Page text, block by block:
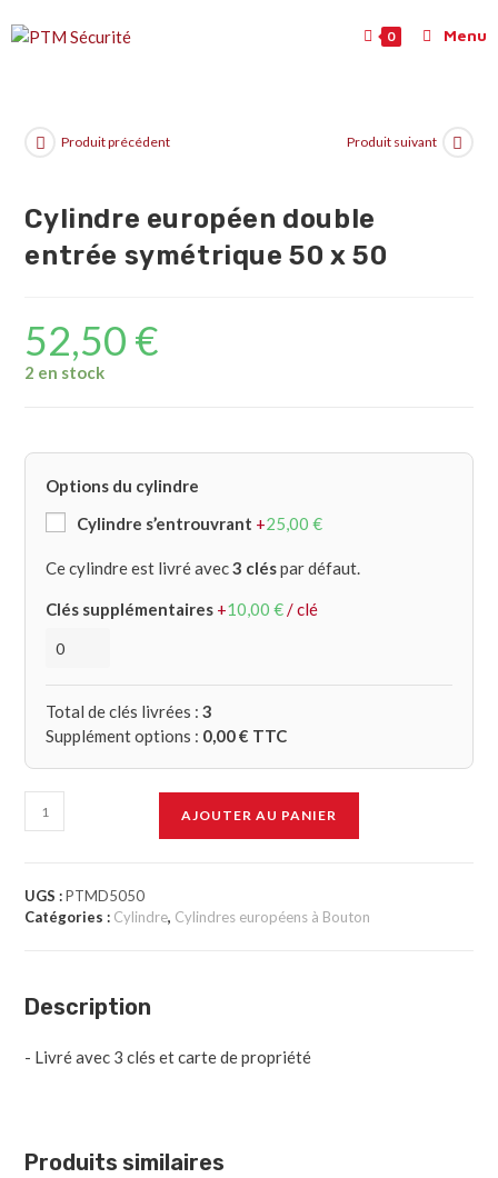
0 Menu
Produit précédent Produit suivant
Cylindre européen double
entrée symétrique 50 x 50
52,50 €
2 en stock
Options du cylindre
Cylindre s’entrouvrant +25,00€
Ce cylindre est livré avec3 cléspar défaut.
Clés supplémentaires +10,00€/ clé
Total de clés livrées :3
Supplément options : 0,00€ TTC
AJOUTER AU PANIER
UGS :PTMD5050
Catégories : Cylindre, Cylindres européens à Bouton
Description
- Livré avec 3 clés et carte de propriété
Produits similaires